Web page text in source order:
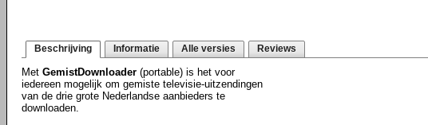
Beschrijving Informatie Alle versies Reviews
Met GemistDownloader (portable) is het voor
iedereen mogelijk om gemiste televisie-uitzendingen
van de drie grote Nederlandse aanbieders te
downloaden.